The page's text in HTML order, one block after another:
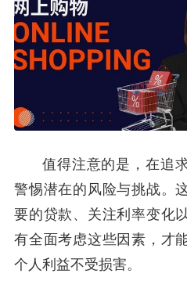
值得注意的是，在追
警惕潜在的风险与挑战。
要的贷款、关注利率变化
有全面考虑这些因素，才
个人利益不受损害。